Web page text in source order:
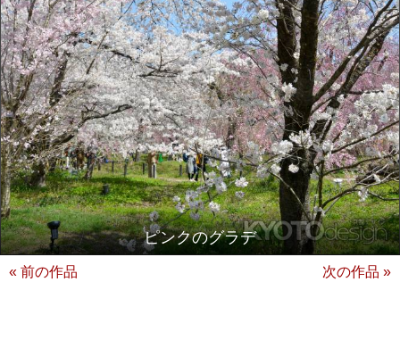
ピンクのグラデ
« 前の作品 次の作品 »